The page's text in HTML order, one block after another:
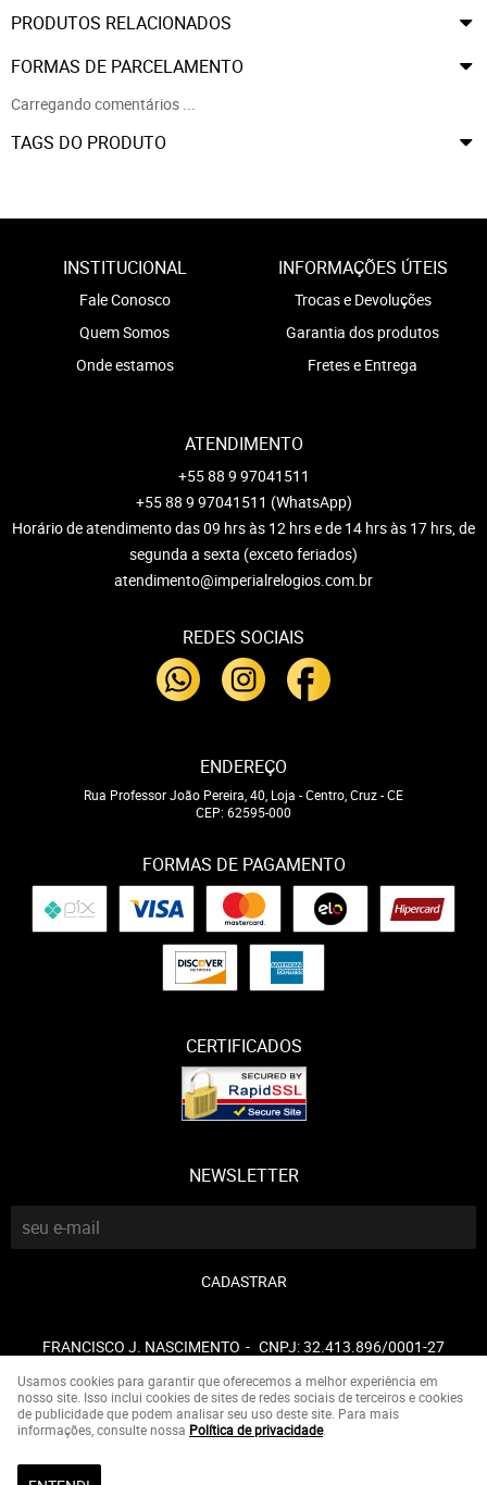
PRODUTOS RELACIONADOS
FORMAS DE PARCELAMENTO
Carregando comentários ...
TAGS DO PRODUTO
INSTITUCIONAL
Fale Conosco
Quem Somos
Onde estamos
INFORMAÇÕES ÚTEIS
Trocas e Devoluções
Garantia dos produtos
Fretes e Entrega
ATENDIMENTO
+55 88 9 97041511
+55 88 9 97041511 (WhatsApp)
Horário de atendimento das 09 hrs às 12 hrs e de 14 hrs às 17 hrs, de
segunda a sexta (exceto feriados)
atendimento@imperialrelogios.com.br
REDES SOCIAIS
ENDEREÇO
Rua Professor João Pereira, 40, Loja -Centro, Cruz-CE
CEP: 62595-000
FORMAS DE PAGAMENTO
CERTIFICADOS
NEWSLETTER
CADASTRAR
FRANCISCO J. NASCIMENTO CNPJ: 32.413.896/0001-27
LOJA VIRTUAL CRIADA POR
Usamos cookies para garantir que oferecemos a melhor experiência em
nosso site. Isso inclui cookies de sites de redes sociais de terceiros e cookies
de publicidade que podem analisar seu uso deste site. Para mais
informações, consulte nossa Política de privacidade.